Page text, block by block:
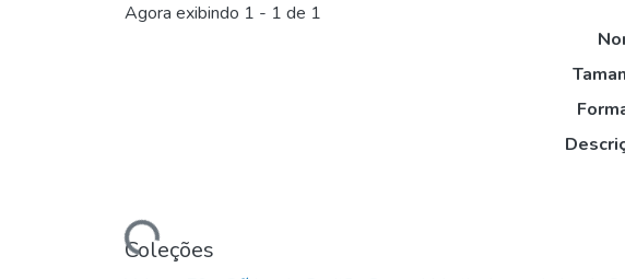
Agora exibindo 1 - 1 de 1
Carregando...Coleções